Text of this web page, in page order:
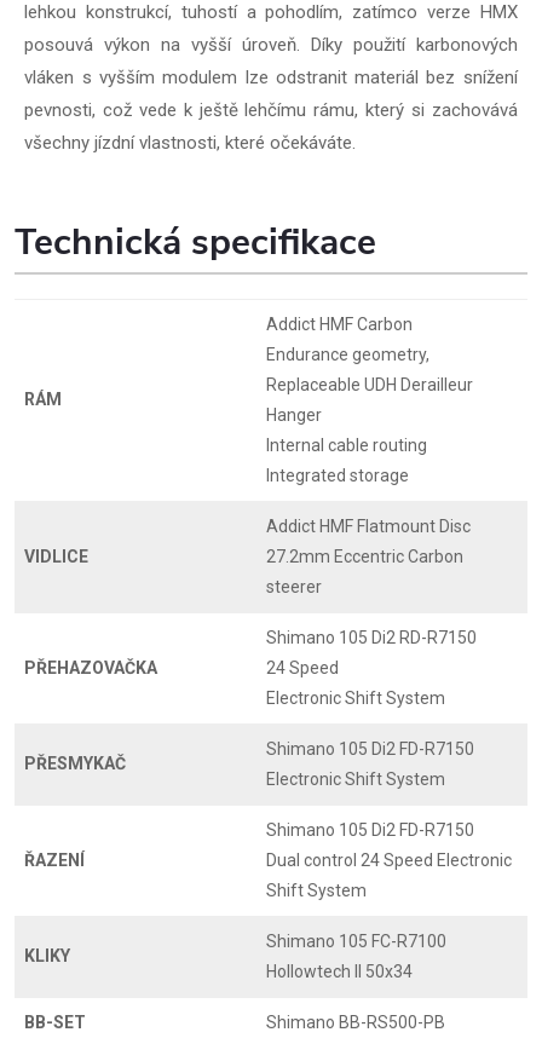
lehkou konstrukcí, tuhostí a pohodlím, zatímco verze HMX
posouvá výkon na vyšší úroveň. Díky použití karbonových
vláken s vyšším modulem lze odstranit materiál bez snížení
pevnosti, což vede k ještě lehčímu rámu, který si zachovává
všechny jízdní vlastnosti, které očekáváte.
Technická specifikace
RÁM
Addict HMF Carbon
Endurance geometry,
Replaceable UDH Derailleur
Hanger
Internal cable routing
Integrated storage
VIDLICE
Addict HMF Flatmount Disc
27.2mm Eccentric Carbon
steerer
PŘEHAZOVAČKA
Shimano 105 Di2 RD-R7150
24 Speed
Electronic Shift System
PŘESMYKAČ
Shimano 105 Di2 FD-R7150
Electronic Shift System
ŘAZENÍ
Shimano 105 Di2 FD-R7150
Dual control 24 Speed Electronic
Shift System
KLIKY
Shimano 105 FC-R7100
Hollowtech II 50x34
BB-SET Shimano BB-RS500-PB